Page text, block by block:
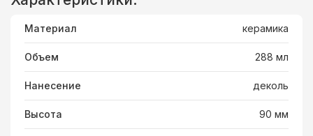
Материал керамика
Объем 288 мл
Нанесение деколь
Высота 90 мм